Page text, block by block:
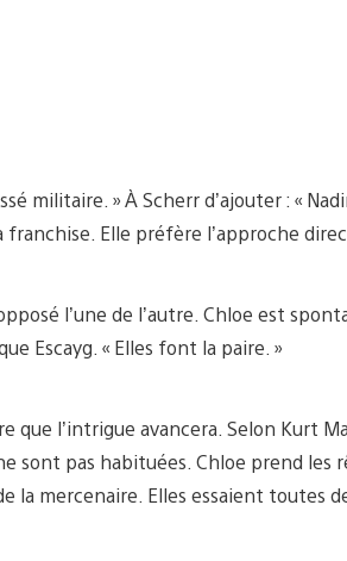
militaire. » À Scherr d’ajouter : «
Elle préfère l’approche
l’une de l’autre. Chloe est
Escayg. « Elles font la paire. »
l’intrigue avancera. Selon Kurt
sont pas habituées. Chloe prend les
la mercenaire. Elles essaient toutes